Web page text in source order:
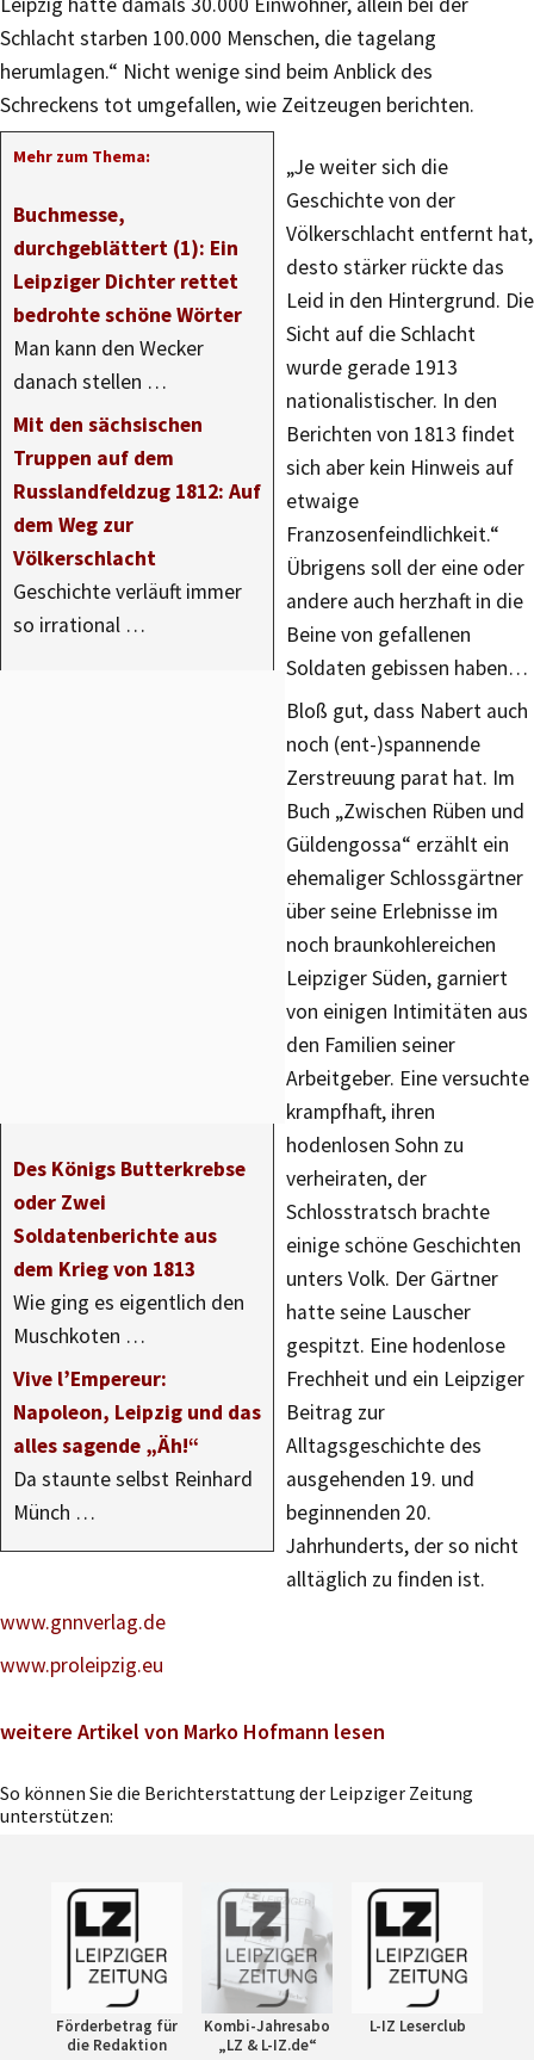
Schlacht starben 100.000 Menschen, die tagelang
herumlagen.“ Nicht wenige sind beim Anblick des
Schreckens tot umgefallen, wie Zeitzeugen berichten.
Mehr zum Thema:
Buchmesse,
durchgeblättert (1): Ein
Leipziger Dichter rettet
bedrohte schöne Wörter
Man kann den Wecker
danach stellen …
Mit den sächsischen
Truppen auf dem
Russlandfeldzug 1812: Auf
dem Weg zur
Völkerschlacht
Geschichte verläuft immer
so irrational …
Des Königs Butterkrebse
oder Zwei
Soldatenberichte aus
dem Krieg von 1813
Wie ging es eigentlich den
Muschkoten …
Vive l’Empereur:
Napoleon, Leipzig und das
alles sagende „Äh!“
Da staunte selbst Reinhard
Münch …
„Je weiter sich die
Geschichte von der
Völkerschlacht entfernt hat,
desto stärker rückte das
Leid in den Hintergrund. Die
Sicht auf die Schlacht
wurde gerade 1913
nationalistischer. In den
Berichten von 1813 findet
sich aber kein Hinweis auf
etwaige
Franzosenfeindlichkeit.“
Übrigens soll der eine oder
andere auch herzhaft in die
Beine von gefallenen
Soldaten gebissen haben…
Bloß gut, dass Nabert auch
noch (ent-)spannende
Zerstreuung parat hat. Im
Buch „Zwischen Rüben und
Güldengossa“ erzählt ein
ehemaliger Schlossgärtner
über seine Erlebnisse im
noch braunkohlereichen
Leipziger Süden, garniert
von einigen Intimitäten aus
den Familien seiner
Arbeitgeber. Eine versuchte
krampfhaft, ihren
hodenlosen Sohn zu
verheiraten, der
Schlosstratsch brachte
einige schöne Geschichten
unters Volk. Der Gärtner
hatte seine Lauscher
gespitzt. Eine hodenlose
Frechheit und ein Leipziger
Beitrag zur
Alltagsgeschichte des
ausgehenden 19. und
beginnenden 20.
Jahrhunderts, der so nicht
alltäglich zu finden ist.
www.gnnverlag.de
www.proleipzig.eu
weitere Artikel von Marko Hofmann lesen
So können Sie die Berichterstattung der Leipziger Zeitung
unterstützen:
Förderbetrag für
die Redaktion
Kombi-Jahresabo
„LZ & L-IZ.de“
L-IZ Leserclub